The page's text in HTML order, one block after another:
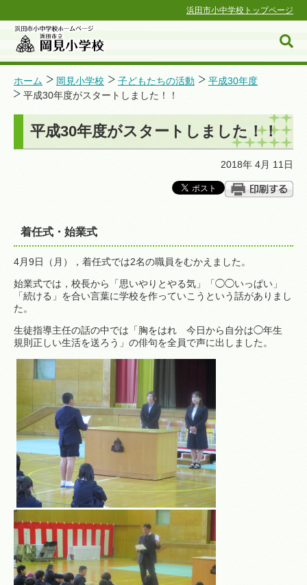
浜田市小中学校トップページ
浜田市小中学校ホームページ
ホーム 岡見小学校 子どもたちの活動
平成30年度
平成30年度がスタートしました！！
平成30年度がスタートしました！！
2018年 4月 11日
着任式・始業式
4月9日（月），着任式では2名の職員をむかえました。
始業式では，校長から「思いやりとやる気」「◯◯いっぱい」
「続ける」を合い言葉に学校を作っていこうという話がありまし
た。
生徒指導主任の話の中では「胸をはれ 今日から自分は◯年生
規則正しい生活を送ろう」の俳句を全員で声に出しました。